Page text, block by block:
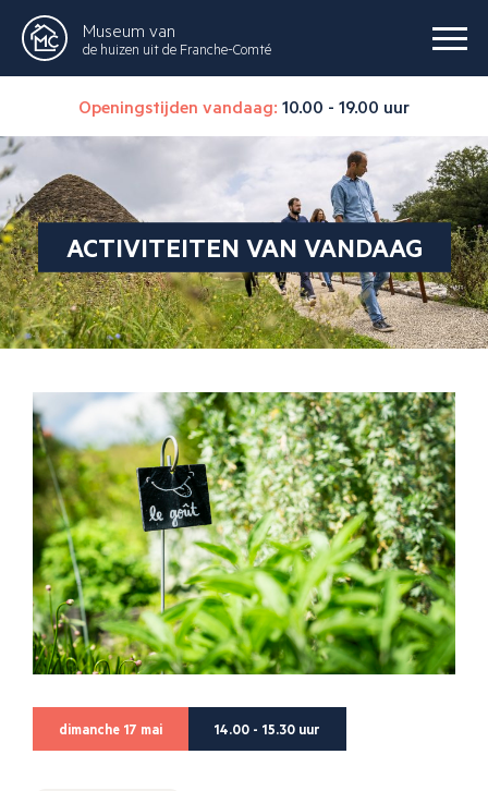
Museum van
de huizen uit de Franche-Comté
Openingstijden vandaag: 10.00 - 19.00 uur
ACTIVITEITEN VAN VANDAAG
dimanche 17 mai 14.00 - 15.30 uur